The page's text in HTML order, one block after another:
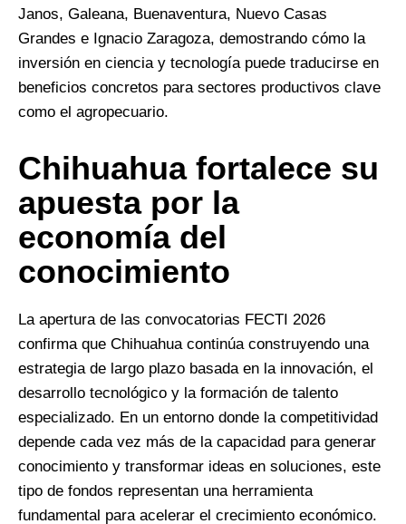
Janos, Galeana, Buenaventura, Nuevo Casas
Grandes e Ignacio Zaragoza, demostrando cómo la
inversión en ciencia y tecnología puede traducirse en
beneficios concretos para sectores productivos clave
como el agropecuario.
Chihuahua fortalece su
apuesta por la
economía del
conocimiento
La apertura de las convocatorias FECTI 2026
confirma que Chihuahua continúa construyendo una
estrategia de largo plazo basada en la innovación, el
desarrollo tecnológico y la formación de talento
especializado. En un entorno donde la competitividad
depende cada vez más de la capacidad para generar
conocimiento y transformar ideas en soluciones, este
tipo de fondos representan una herramienta
fundamental para acelerar el crecimiento económico.